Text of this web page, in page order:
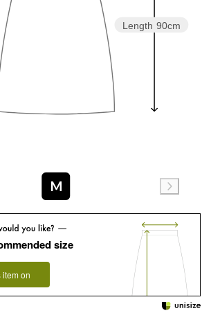
Length 90cm
M
size
item on